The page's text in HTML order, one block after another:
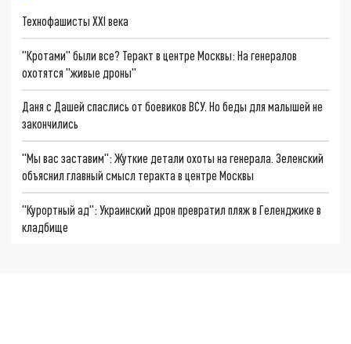
Технофашисты XXI века
"Кротами" были все? Теракт в центре Москвы: На генералов
охотятся "живые дроны"
Даня с Дашей спаслись от боевиков ВСУ. Но беды для малышей не
закончились
"Мы вас заставим": Жуткие детали охоты на генерала. Зеленский
объяснил главный смысл теракта в центре Москвы
"Курортный ад": Украинский дрон превратил пляж в Геленджике в
кладбище